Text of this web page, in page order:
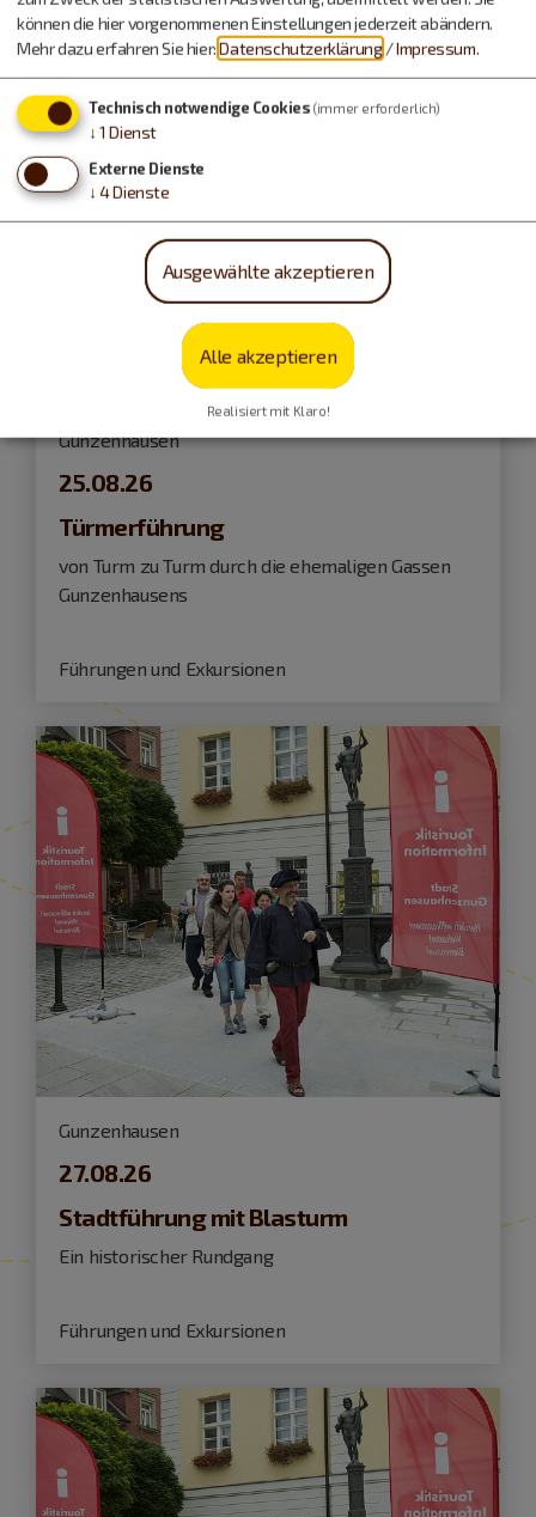
Gunzenhausen
25.08.26
Türmerführung
von Turm zu Turm durch die ehemaligen Gassen
Gunzenhausens
Führungen und Exkursionen
Gunzenhausen
27.08.26
Stadtführung mit Blasturm
Ein historischer Rundgang
Führungen und Exkursionen
können die hier vorgenommenen Einstellungen jederzeit abändern.
Mehr dazu erfahren Sie hier:Datenschutzerklärung /Impressum.
Technisch notwendige Cookies (immer erforderlich)
↓ 1 Dienst
Externe Dienste
↓ 4Dienste
Ausgewählte akzeptieren
Alle akzeptieren
Realisiert mit Klaro!